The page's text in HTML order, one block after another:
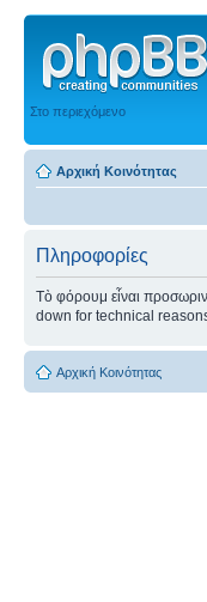
Στο περιεχόμενο
Αρχική Κοινότητας
Πληροφορίες
Τὸ φόρουμ εἶναι
down for technical
Αρχική Κοινότητας